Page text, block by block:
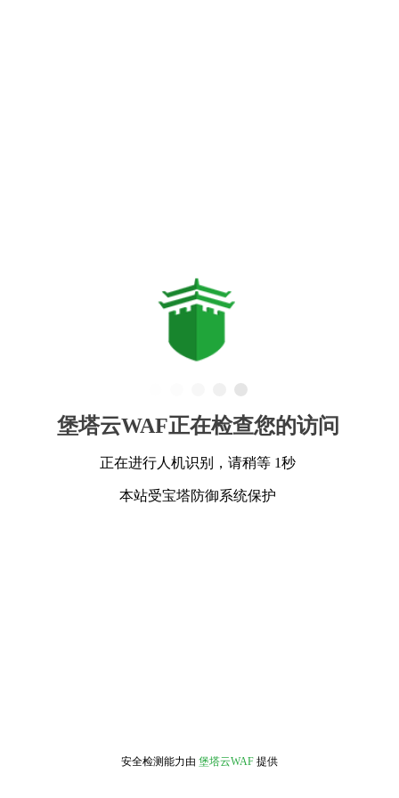
堡塔云WAF正在检查您的访问
正在进行人机识别，请稍等 1秒
本站受宝塔防御系统保护
安全检测能力由 堡塔云WAF 提供